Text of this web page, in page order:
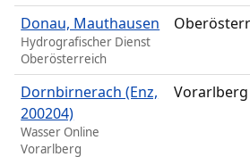
Donau, Mauthausen
Hydrografischer Dienst
Oberösterreich
Dornbirnerach (Enz,
200204)
Wasser Online
Vorarlberg
Vorarlberg